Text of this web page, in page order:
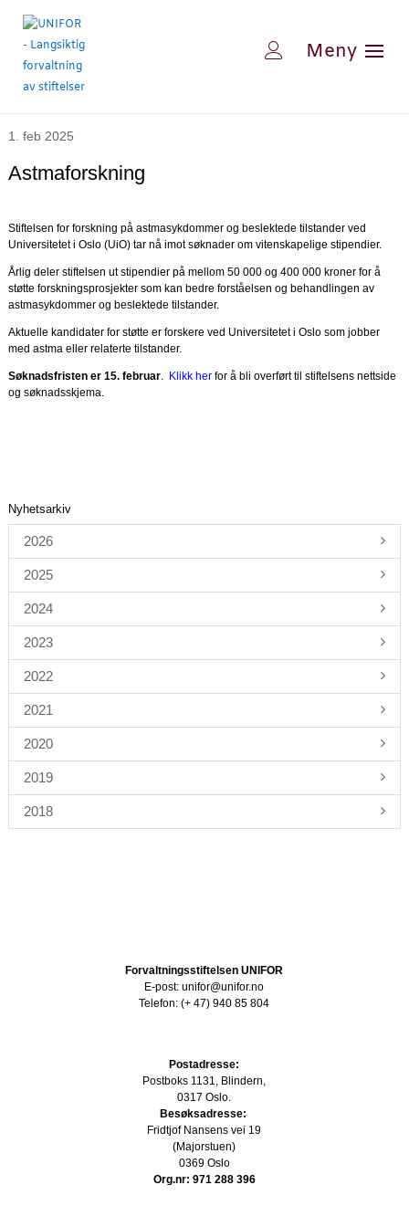
1. feb 2025
Astmaforskning
Stiftelsen for forskning på astmasykdommer og beslektede tilstander ved
Universitetet i Oslo (UiO) tar nå imot søknader om vitenskapelige stipendier.
Årlig deler stiftelsen ut stipendier på mellom 50 000 og 400 000 kroner for å
støtte forskningsprosjekter som kan bedre forståelsen og behandlingen av
astmasykdommer og beslektede tilstander.
Aktuelle kandidater for støtte er forskere ved Universitetet i Oslo som jobber
med astma eller relaterte tilstander.
Søknadsfristen er 15. februar. Klikk herfor å bli overført til stiftelsens nettside
og søknadsskjema.
Nyhetsarkiv
2026
2025
2024
2023
2022
2021
2020
2019
2018
Forvaltningsstiftelsen UNIFOR
E-post: unifor@unifor.no
Telefon: (+ 47) 940 85 804
Postadresse:
Postboks 1131, Blindern,
0317 Oslo.
Besøksadresse:
Fridtjof Nansens vei 19
(Majorstuen)
0369 Oslo
Org.nr: 971 288 396